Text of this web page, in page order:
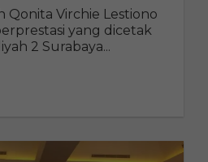
Qonita Virchie Lestiono
yang dicetak
2 Surabaya...